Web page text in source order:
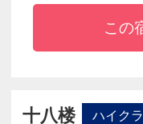
っぽんの温泉100
◆岐阜を舞台に初
をふんだんに盛
この
十八楼
ハイク